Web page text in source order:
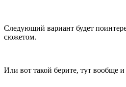
Следующий вариант будет
сюжетом.
Или вот такой берите, тут вообще и